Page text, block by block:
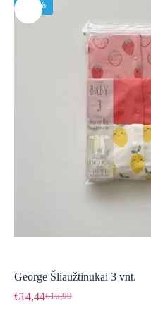
-15%
George Šliaužtinukai 3 vnt.
€16,99
Original
€14,44Current